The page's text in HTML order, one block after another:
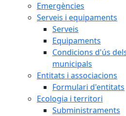
Emergències
Serveis i equipaments
Serveis
Equipaments
Condicions d'ús
municipals
Entitats i associacions
Formulari d'entitats
Ecologia i territori
Subministraments